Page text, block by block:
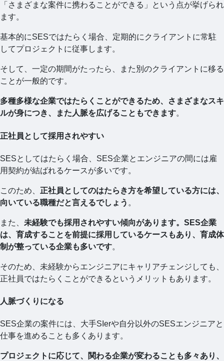
「さまざまな案件に携わることができる」という点が挙げられ
ます。
基本的にSESではたらく場合、定期的にクライアントに常駐
してプロジェクトに従事します。
そして、一定の期間がたったら、また別のクライアントに移る
ことが一般的です。
多種多様な企業ではたらくことができるため、さまざまなスキ
ルが身につき、また人脈を広げることもできます。
正社員として採用されやすい
SESとしてはたらく場合、SES企業とエンジニアの間には雇
用契約が結ばれるケースが多いです。
このため、 正社員としてのはたらき方を希望している方には、
向いている職種だと言えるでしょう 。
また、 未経験でも採用されやすい傾向があります。SES企業
は、育成することを前提に採用しているケースもあり、育成体
制が整っている企業も多いです。
そのため、未経験からエンジニアにキャリアチェンジしても、
正社員ではたらくことができるというメリットもあります。
人脈づくりになる
SES企業の案件には、大手SIerや自分以外のSESエンジニアと
仕事を進めることも多くあります。
プロジェクトに応じて、関わる企業が変わることも多々あり、